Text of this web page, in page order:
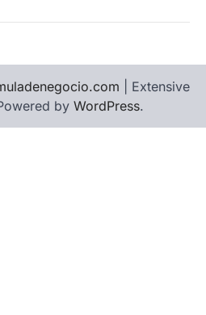
| Extensive
by WordPress.